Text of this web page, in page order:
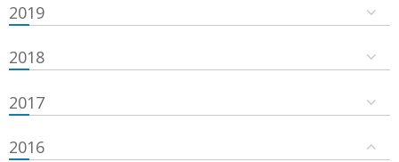
2019
2018
2017
2016